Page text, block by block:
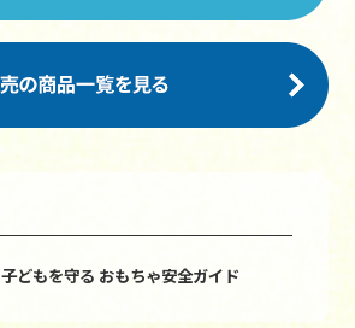
子どもを守る おもちゃ安全ガイド